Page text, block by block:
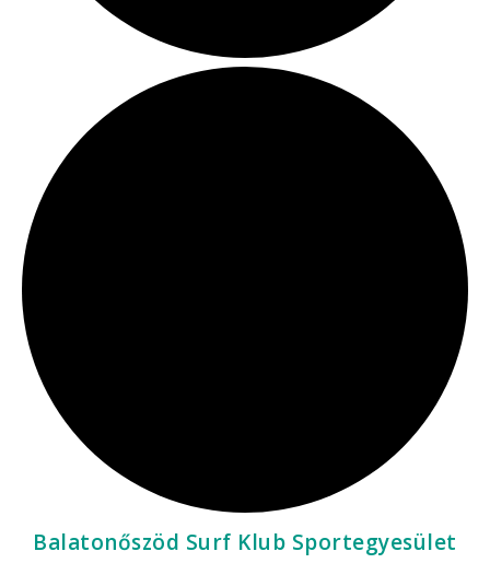
Balatonőszöd Surf Klub Sportegyesület